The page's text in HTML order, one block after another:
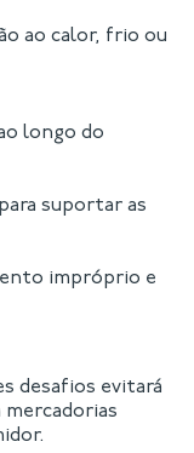
ao calor, frio ou
longo do
suportar as
impróprio e
desafios evitará